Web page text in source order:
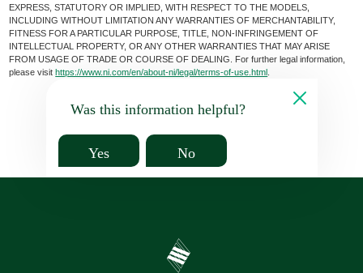
EXPRESS, STATUTORY OR IMPLIED, WITH RESPECT TO THE MODELS,
INCLUDING WITHOUT LIMITATION ANY WARRANTIES OF MERCHANTABILITY,
FITNESS FOR A PARTICULAR PURPOSE, TITLE, NON-INFRINGEMENT OF
INTELLECTUAL PROPERTY, OR ANY OTHER WARRANTIES THAT MAY ARISE
FROM USAGE OF TRADE OR COURSE OF DEALING. For further legal information,
please visithttps://www.ni.com/en/about-ni/legal/terms-of-use.html
Was this information helpful?
Yes No